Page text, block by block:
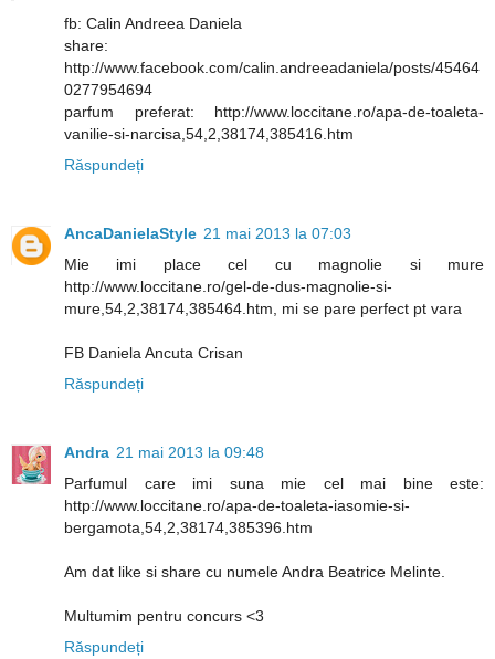
fb: Calin Andreea Daniela
share:
http://www.facebook.com/calin.andreeadaniela/posts/45464
0277954694
parfum preferat: http://www.loccitane.ro/apa-de-toaleta-
vanilie-si-narcisa,54,2,38174,385416.htm
Răspundeți
AncaDanielaStyle 21 mai 2013 la 07:03
Mie imi place cel cu magnolie si mure
http://www.loccitane.ro/gel-de-dus-magnolie-si-
mure,54,2,38174,385464.htm, mi se pare perfect pt vara
FB Daniela Ancuta Crisan
Răspundeți
Andra 21 mai 2013 la 09:48
Parfumul care imi suna mie cel mai bine este:
http://www.loccitane.ro/apa-de-toaleta-iasomie-si-
bergamota,54,2,38174,385396.htm
Am dat like si share cu numele Andra Beatrice Melinte.
Multumim pentru concurs <3
Răspundeți